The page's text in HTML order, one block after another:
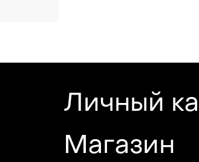
Личный
Магазин